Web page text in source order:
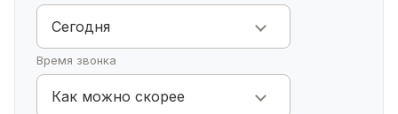
показ!
Сегодня
Время звонка
Как можно скорее